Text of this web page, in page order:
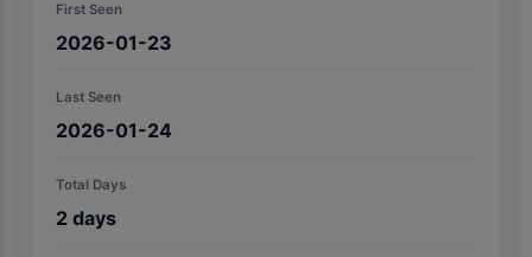
First Seen
2026-01-23
Last Seen
2026-01-24
Total Days
2 days